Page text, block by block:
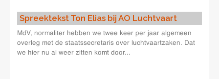
Spreektekst Ton Elias bij AO Luchtvaart
MdV, normaliter hebben we twee keer per jaar algemeen
overleg met de staatssecretaris over luchtvaartzaken. Dat
we hier nu al weer zitten komt door...